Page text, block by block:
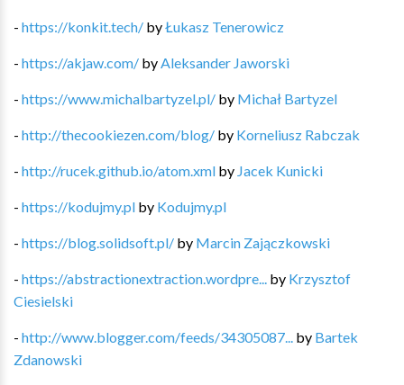
- https://konkit.tech/ byŁukasz Tenerowicz
- https://akjaw.com/ by Aleksander Jaworski
- https://www.michalbartyzel.pl/ by Michał Bartyzel
- http://thecookiezen.com/blog/ by Korneliusz Rabczak
- http://rucek.github.io/atom.xml by Jacek Kunicki
- https://kodujmy.pl by Kodujmy.pl
- https://blog.solidsoft.pl/ by Marcin Zajączkowski
- https://abstractionextraction.wordpre... by Krzysztof
Ciesielski
- http://www.blogger.com/feeds/34305087... by Bartek
Zdanowski